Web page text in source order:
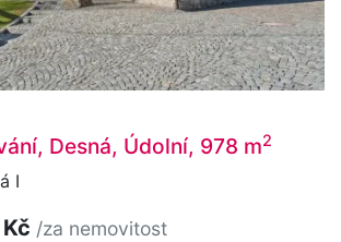
Desná, Údolní, 978 m2
I
/za nemovitost